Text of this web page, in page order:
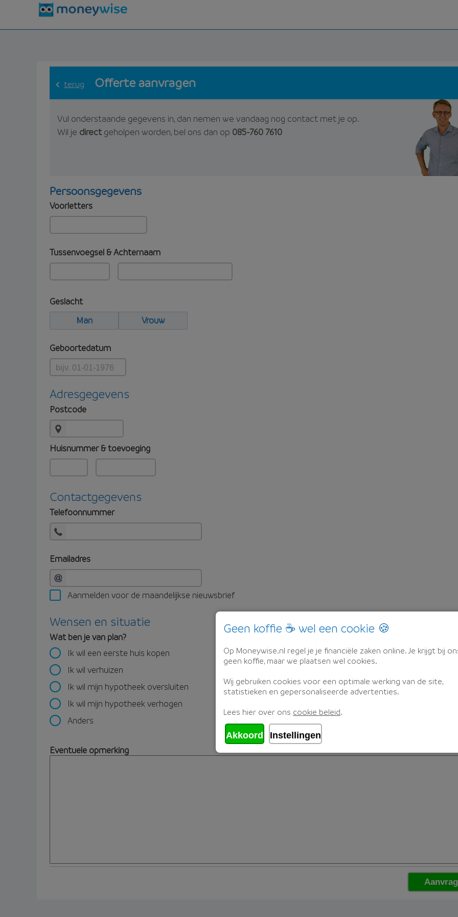
terug Offerte aanvragen
Vul onderstaande gegevens in, dan nemen we vandaag nog contact met je op.
Wil je directgeholpen worden, bel ons dan op 085-760 7610
Persoonsgegevens
Voorletters
Tussenvoegsel & Achternaam
Geslacht
Man
Vrouw
Geboortedatum
Adresgegevens
Postcode
Huisnummer & toevoeging
Contactgegevens
Telefoonnummer
Emailadres
Aanmelden voor de maandelijkse nieuwsbrief
Wensen en situatie
Wat ben je van plan?
Ik wil een eerste huis kopen
Ik wil verhuizen
Ik wil mijn hypotheek oversluiten
Ik wil mijn hypotheek verhogen
Anders
Eventuele opmerking
Geen koffie ☕ wel een cookie 🍪
Op Moneywise.nl regel je je financiële zaken online. Je krijgt bij
geen koffie, maar we plaatsen wel cookies.
Wij gebruiken cookies voor een optimale werking van de site,
statistieken en gepersonaliseerde advertenties.
Lees hier over ons cookie beleid.
Akkoord Instellingen